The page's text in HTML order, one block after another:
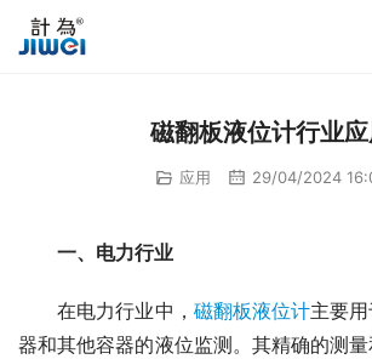
磁翻板液位计行业应
应用 29/04/2024
一、电力行业
在电力行业中， 磁翻板液位计主要
器和其他容器的液位监测。其精确的测